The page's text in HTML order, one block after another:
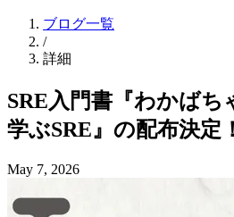
ブログ一覧
/
詳細
SRE入門書『わかばち
学ぶSRE』の配布決定
May 7, 2026